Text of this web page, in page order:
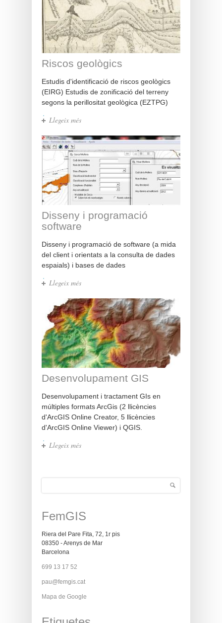
Riscos geològics
Estudis d'identificació de riscos geològics
(EIRG) Estudis de zonificació del terreny
segons la perillositat geològica (EZTPG)
Llegeix més
Disseny i programació
software
Disseny i programació de software (a mida
del client i orientats a la consulta de dades
espaials) i bases de dades
Llegeix més
Desenvolupament GIS
Desenvolupament i tractament GIs en
múltiples formats ArcGis (2 llicències
d'ArcGIS Online Creator, 5 llicències
d'ArcGIS Online Viewer) i QGIS.
Llegeix més
Formulari de cerca
Cerca
FemGIS
Riera del Pare Fita, 72, 1r pis
08350 - Arenys de Mar
Barcelona
699 13 17 52
pau@femgis.cat
Mapa de Google